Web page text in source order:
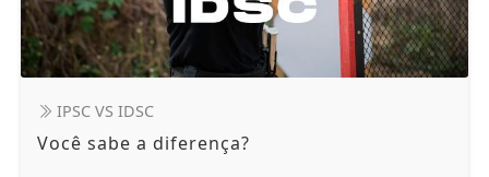
IPSC VS IDSC
Você sabe a diferença?